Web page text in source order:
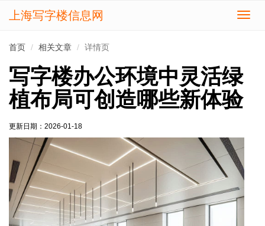
切
上海写字楼信息网
首页 相关文章 详情页
写字楼办公环境中灵活绿
植布局可创造哪些新体验
更新日期： 2026-01-18